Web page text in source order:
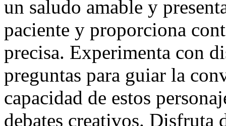
un saludo amable y
paciente y proporciona
precisa. Experimenta con
preguntas para guiar la
capacidad de estos
debates creativos. Disfruta